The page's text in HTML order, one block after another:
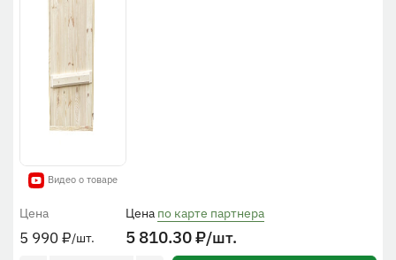
Видео о товаре
Цена
5 990₽/шт.
Цена по карте партнера
5 810.30₽/шт.